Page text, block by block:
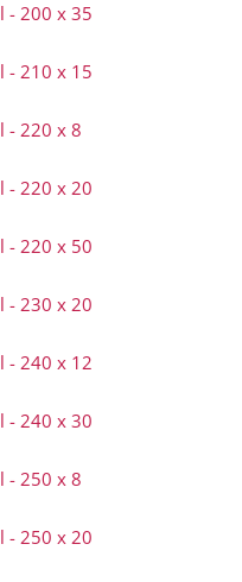
- 200 x 35
- 210 x 15
- 220 x 8
- 220 x 20
- 220 x 50
- 230 x 20
- 240 x 12
- 240 x 30
- 250 x 8
- 250 x 20